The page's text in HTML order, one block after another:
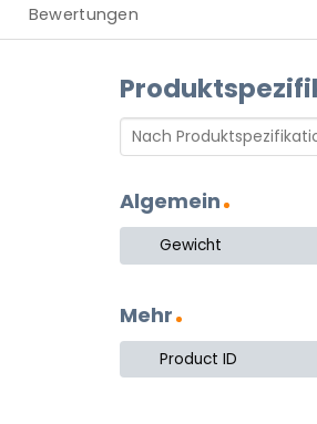
Bewertungen
Algemein
Gewicht
Mehr
Product ID